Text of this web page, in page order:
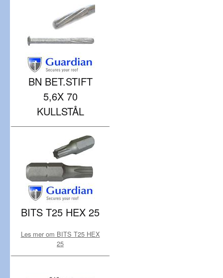
BN BET.STIFT
5,6X 70
KULLSTÅL
BITS T25 HEX 25
Les mer om BITS T25 HEX
25